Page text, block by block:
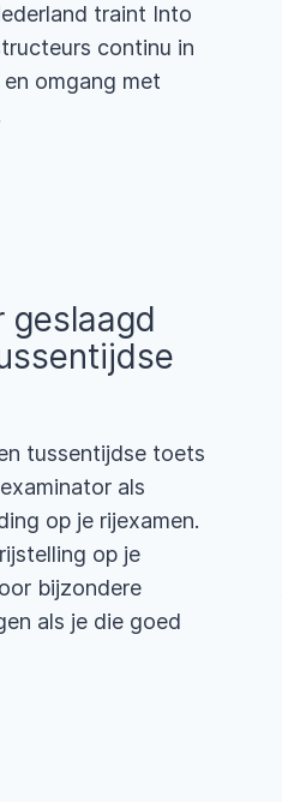
traint Into
continu in
omgang met
geslaagd
tussentijdse toets
als
op je rijexamen.
op je
bijzondere
als je die goed